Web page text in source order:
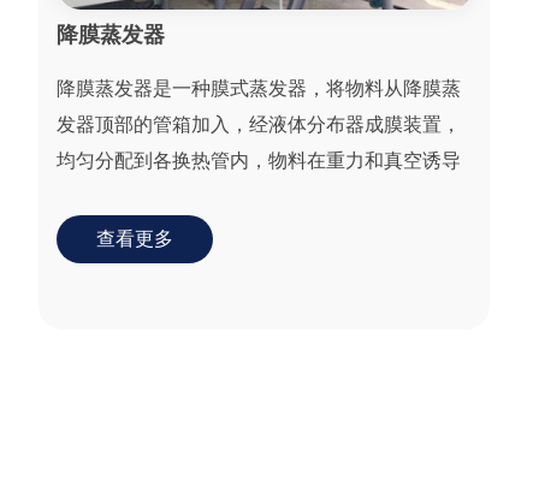
降膜蒸发器
降膜蒸发器是一种膜式蒸发器，将物料从降膜蒸
发器顶部的管箱加入，经液体分布器成膜装置，
均匀分配到各换热管内，物料在重力和真空诱导
查看更多